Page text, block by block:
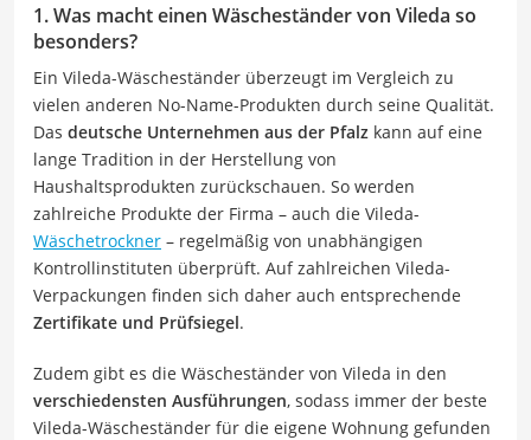
1. Was macht einen Wäscheständer von Vileda so
besonders?
Ein Vileda-Wäscheständer überzeugt im Vergleich zu
vielen anderen No-Name-Produkten durch seine Qualität.
Das deutsche Unternehmen aus der Pfalz kann auf eine
lange Tradition in der Herstellung von
Haushaltsprodukten zurückschauen. So werden
zahlreiche Produkte der Firma – auch die Vileda-
Wäschetrockner – regelmäßig von unabhängigen
Kontrollinstituten überprüft. Auf zahlreichen Vileda-
Verpackungen finden sich daher auch entsprechende
Zertifikate und Prüfsiegel.
Zudem gibt es die Wäscheständer von Vileda in den
verschiedensten Ausführungen, sodass immer der beste
Vileda-Wäscheständer für die eigene Wohnung gefunden